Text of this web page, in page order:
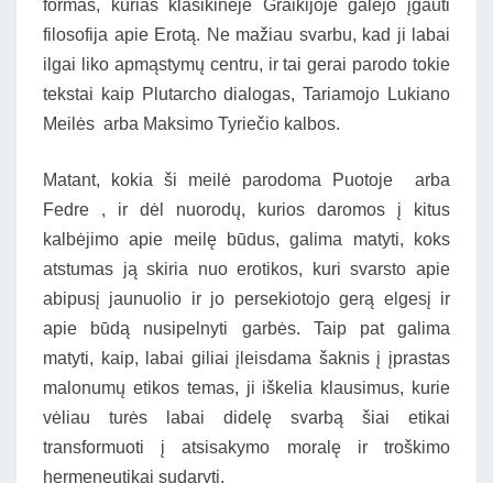
formas, kurias klasikinėje Graikijoje galėjo įgauti
filosofija apie Erotą. Ne mažiau svarbu, kad ji labai
ilgai liko apmąstymų centru, ir tai gerai parodo tokie
tekstai kaip Plutarcho dialogas, Tariamojo Lukiano
Meilės arba Maksimo Tyriečio kalbos.
Matant, kokia ši meilė parodoma Puotoje arba
Fedre , ir dėl nuorodų, kurios daromos į kitus
kalbėjimo apie meilę būdus, galima matyti, koks
atstumas ją skiria nuo erotikos, kuri svarsto apie
abipusį jaunuolio ir jo persekiotojo gerą elgesį ir
apie būdą nusipelnyti garbės. Taip pat galima
matyti, kaip, labai giliai įleisdama šaknis į įprastas
malonumų etikos temas, ji iškelia klausimus, kurie
vėliau turės labai didelę svarbą šiai etikai
transformuoti į atsisakymo moralę ir troškimo
hermeneutikai sudaryti.